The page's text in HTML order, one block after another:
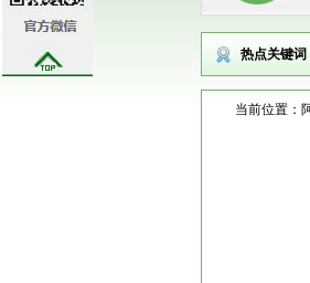
热点关键词
当前位置：